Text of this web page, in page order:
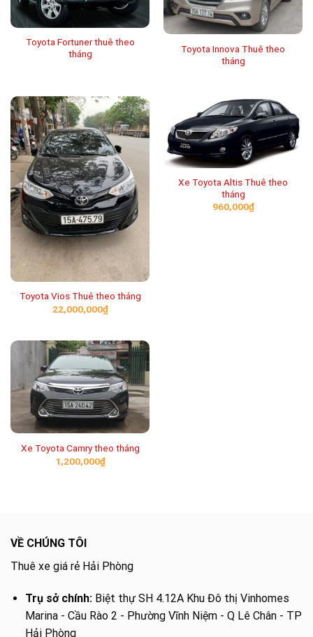
Toyota Fortuner thuê theo
tháng
Toyota Innova Thuê theo
tháng
Toyota Vios Thuê theo tháng
22,000,000₫
Xe Toyota Altis Thuê theo
tháng
960,000₫
Xe Toyota Camry theo tháng
1,200,000₫
VỀ CHÚNG TÔI
Thuê xe giá rẻ Hải Phòng
Trụ sở chính:Biệt thự SH 4.12A Khu Đô thị Vinhomes
Marina - Cầu Rào 2 - Phường Vĩnh Niệm - Q Lê Chân - TP
Hải Phòng